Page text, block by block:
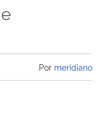
Por meridiano